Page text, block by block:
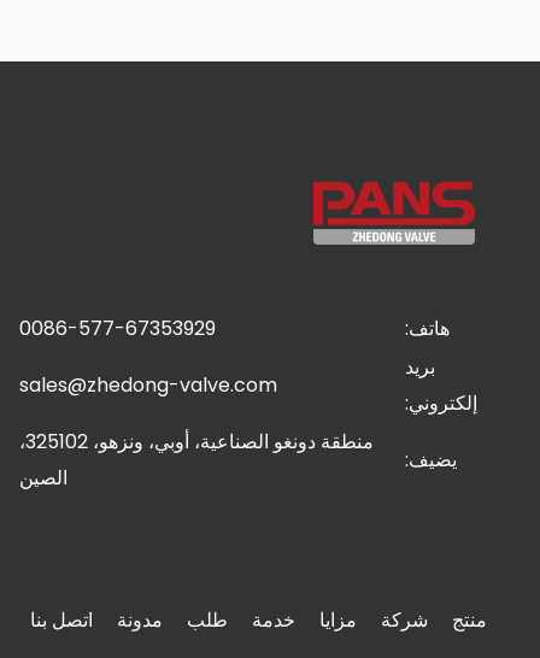
هاتف:
0086-577-67353929
بريد
إلكتروني:
sales@zhedong-valve.com
يضيف:
منطقة دونغو الصناعية، أوبي، ونزهو، 325102،
الصين
منتج شركة مزايا خدمة طلب مدونة اتصل بنا